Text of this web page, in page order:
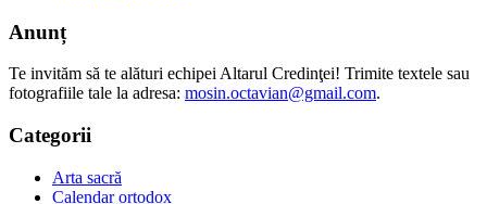
Anunț
Te invităm să te alături echipei Altarul Credinţei! Trimite textele sau
fotografiile tale la adresa: mosin.octavian@gmail.com.
Categorii
Arta sacră
Calendar ortodox